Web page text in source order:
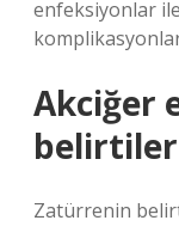
enfeksiyonlar
Akciğer
Zatürrenin